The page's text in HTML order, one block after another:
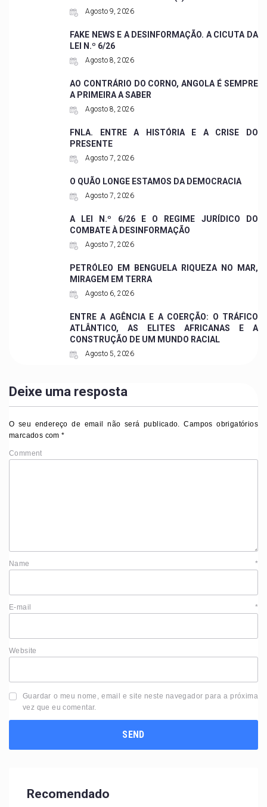
Agosto 9, 2026
FAKE NEWS E A DESINFORMAÇÃO. A CICUTA DA
LEI N.º 6/26
Agosto 8, 2026
AO CONTRÁRIO DO CORNO, ANGOLA É SEMPRE
A PRIMEIRA A SABER
Agosto 8, 2026
FNLA. ENTRE A HISTÓRIA E A CRISE DO
PRESENTE
Agosto 7, 2026
O QUÃO LONGE ESTAMOS DA DEMOCRACIA
Agosto 7, 2026
A LEI N.º 6/26 E O REGIME JURÍDICO DO
COMBATE À DESINFORMAÇÃO
Agosto 7, 2026
PETRÓLEO EM BENGUELA RIQUEZA NO MAR,
MIRAGEM EM TERRA
Agosto 6, 2026
ENTRE A AGÊNCIA E A COERÇÃO: O TRÁFICO
ATLÂNTICO, AS ELITES AFRICANAS E A
CONSTRUÇÃO DE UM MUNDO RACIAL
Agosto 5, 2026
Deixe uma resposta
O seu endereço de email não será publicado. Campos obrigatórios
marcados com*
Comment
Name *
E-mail *
Website
Guardar o meu nome, email e site neste navegador para a próxima
vez que eu comentar.
Recomendado